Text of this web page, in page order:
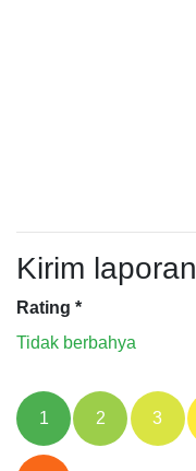
Kirim laporan
Rating *
Tidak berbahya
1 2 3